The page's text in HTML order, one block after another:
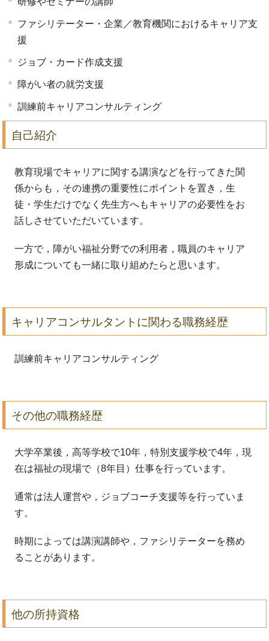
ファシリテーター・企業／教育機関におけるキャリア支
援
ジョブ・カード作成支援
障がい者の就労支援
訓練前キャリアコンサルティング
自己紹介
教育現場でキャリアに関する講演などを行ってきた関
係からも，その連携の重要性にポイントを置き，生
徒・学生だけでなく先生方へもキャリアの必要性をお
話しさせていただいています。
一方で，障がい福祉分野での利用者，職員のキャリア
形成についても一緒に取り組めたらと思います。
キャリアコンサルタントに関わる職務経歴
訓練前キャリアコンサルティング
その他の職務経歴
大学卒業後，高等学校で10年，特別支援学校で4年，現
在は福祉の現場で（8年目）仕事を行っています。
通常は法人運営や，ジョブコーチ支援等を行っていま
す。
時期によっては講演講師や，ファシリテーターを務め
ることがあります。
他の所持資格